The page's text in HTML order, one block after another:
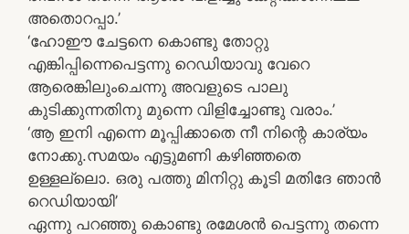
അതൊറപ്പാ.’
‘ഹോഈ ചേട്ടനെ കൊണ്ടു തോറ്റു
എങ്കിപ്പിന്നെപെട്ടന്നു റെഡിയാവു വേറെ
ആരെങ്കിലുംചെന്നു അവളുടെ പാലു
കുടിക്കുന്നതിനു മുന്നെ വിളിച്ചോണ്ടു വരാം.’
‘ആ ഇനി എന്നെ മൂപ്പിക്കാതെ നീ നിന്റെ കാര്യം
നോക്കു.സമയം എട്ടുമണി കഴിഞ്ഞതെ
ഉള്ളല്ലൊ. ഒരു പത്തു മിനിറ്റു കൂടി മതിദേ ഞാന്‍
റെഡിയായി’
ഏന്നു പറഞ്ഞു കൊണ്ടു രമേശന്‍ പെട്ടന്നു തന്നെ